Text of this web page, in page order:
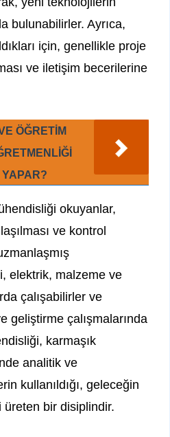
bulunabilirler. Ayrıca,
için, genellikle proje
ve iletişim becerilerine
ÖĞRETİM
okuyanlar,
ve kontrol
elektrik, malzeme ve
çalışabilirler ve
geliştirme çalışmalarında
karmaşık
analitik ve
kullanıldığı, geleceğin
bir disiplindir.